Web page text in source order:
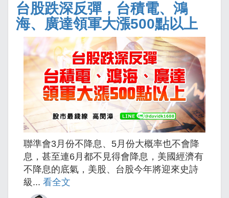
台股跌深反彈，台積電、鴻
海、廣達領軍大漲500點以上
聯準會3月份不降息、5月份大概率也不會降
息，甚至連6月都不見得會降息，美國經濟有
不降息的底氣，美股、台股今年將迎來史詩
級... 看全文